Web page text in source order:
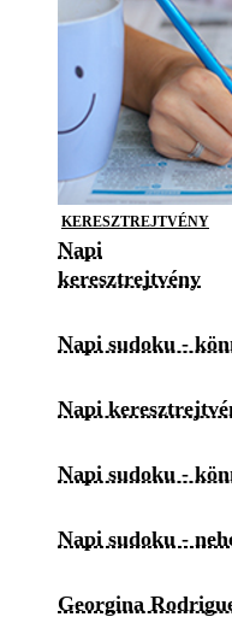
KERESZTREJTVÉNY
Napi
keresztrejtvény
Napi sudoku -
Napi
Napi sudoku -
Napi sudoku -
Georgina